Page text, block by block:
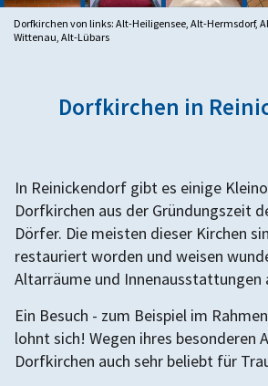
Dorfkirchen von links: Alt-Heiligensee, Alt-Hermsdorf,
Wittenau, Alt-Lübars
Dorfkirchen in
In Reinickendorf gibt es einige
Dorfkirchen aus der Gründungszeit
Dörfer. Die meisten dieser Kirchen
restauriert worden und weisen
Altarräume und Innenausstattungen
Ein Besuch - zum Beispiel im
lohnt sich! Wegen ihres besonderen
Dorfkirchen auch sehr beliebt für